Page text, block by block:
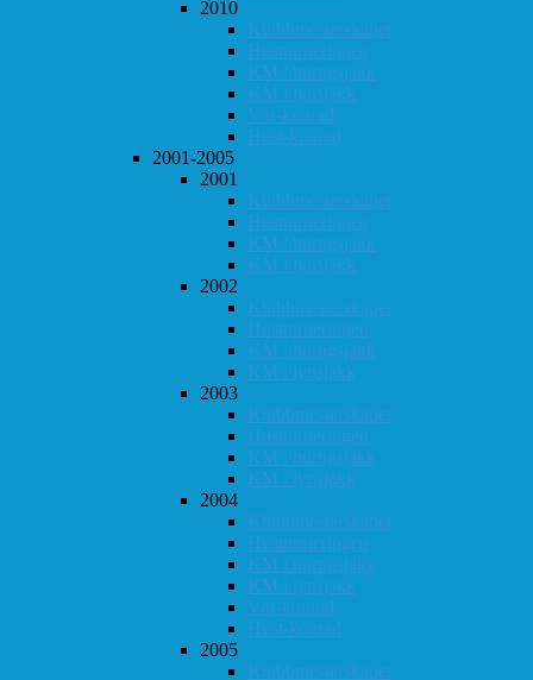
2010
Klubbmesterskapet
Høstturneringen
KM i hurtigsjakk
KM i lynsjakk
Vår-konrad
Høst-konrad
2001-2005
2001
Klubbmesterskapet
Høstturneringen
KM i hurtigsjakk
KM i lynsjakk
2002
Klubbmesterskapet
Høstturneringen
KM i hurtigsjakk
KM i lynsjakk
2003
Klubbmesterskapet
Høstturneringen
KM i hurtigsjakk
KM i lynsjakk
2004
Klubbmesterskapet
Høstturneringen
KM i hurtigsjakk
KM i lynsjakk
Vår-konrad
Høst-konrad
2005
Klubbmesterskapet